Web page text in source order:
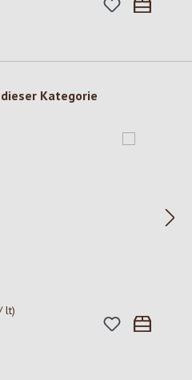
Kategorie
lt)